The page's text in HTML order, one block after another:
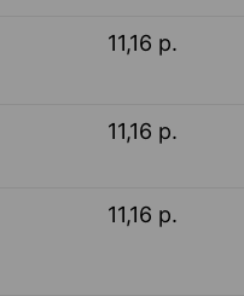
11,16 р.
11,16 р.
11,16 р.